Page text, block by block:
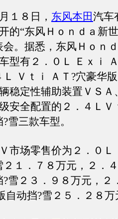
８日， 东风本田汽车
的“东风Ｈｏｎｄａ新
会。据悉，东风Ｈｏｎ
型有２．０Ｌ Ｅｘｉ
Ｌ Ｖｔｉ ＡＴ?穴豪华
稳定性辅助装置ＶＳＡ
安全配置的２．４ＬＶ
雪三款车型。
场零售价为２．０Ｌ
２１．７８万元，２．
?雪２３．９８万元，２
自动挡?雪２５．２８万